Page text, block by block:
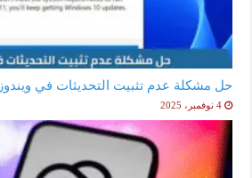
حل مشكلة عدم تثبيت التحديثات في ويندوز 11
4 نوفمبر، 2025